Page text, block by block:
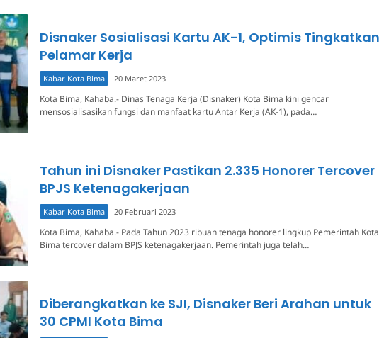
Disnaker Sosialisasi Kartu AK-1, Optimis Tingkatkan
Pelamar Kerja
Kabar Kota Bima 20 Maret 2023
Kota Bima, Kahaba.- Dinas Tenaga Kerja (Disnaker) Kota Bima kini gencar
mensosialisasikan fungsi dan manfaat kartu Antar Kerja (AK-1), pada…
Tahun ini Disnaker Pastikan 2.335 Honorer Tercover
BPJS Ketenagakerjaan
Kabar Kota Bima 20 Februari 2023
Kota Bima, Kahaba.- Pada Tahun 2023 ribuan tenaga honorer lingkup Pemerintah Kota
Bima tercover dalam BPJS ketenagakerjaan. Pemerintah juga telah…
Diberangkatkan ke SJI, Disnaker Beri Arahan untuk
30 CPMI Kota Bima